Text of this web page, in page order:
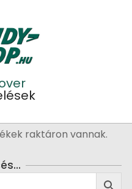
raktáron vannak.